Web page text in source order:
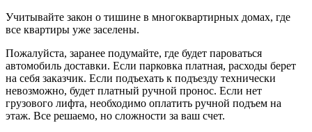
Учитывайте закон о тишине в многоквартирных домах, где
все квартиры уже заселены.
Пожалуйста, заранее подумайте, где будет пароваться
автомобиль доставки. Если парковка платная, расходы берет
на себя заказчик. Если подъехать к подъезду технически
невозможно, будет платный ручной пронос. Если нет
грузового лифта, необходимо оплатить ручной подъем на
этаж. Все решаемо, но сложности за ваш счет.